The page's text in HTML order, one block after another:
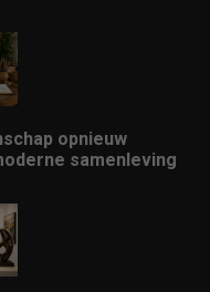
opnieuw
samenleving